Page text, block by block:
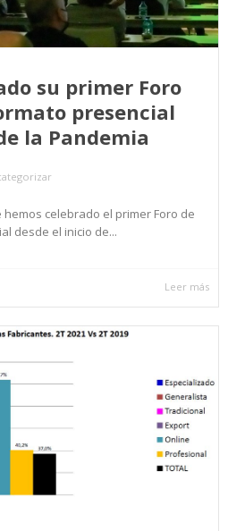
su primer Foro
presencial
la Pandemia
celebrado el primer Foro de
desde el inicio de...
Leer más